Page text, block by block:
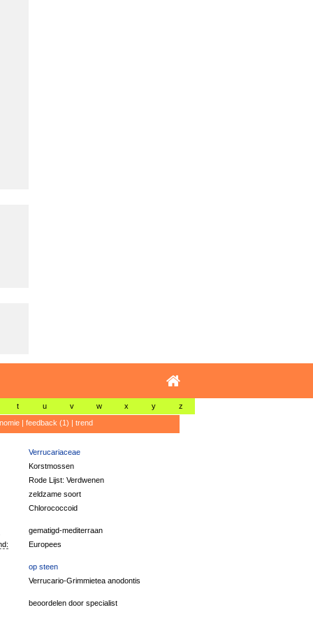
t u v w x y z
| feedback (1) | trend
Verrucariaceae
Korstmossen
Rode Lijst: Verdwenen
zeldzame soort
Chlorococcoid
gematigd-mediterraan
Europees
op steen
Verrucario-Grimmietea anodontis
beoordelen door specialist